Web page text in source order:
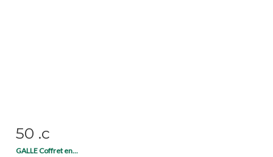
Item detail
50 .c
GALLE Coffret en...